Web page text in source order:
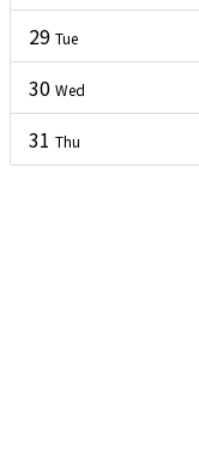
29 Tue
30 Wed
31 Thu